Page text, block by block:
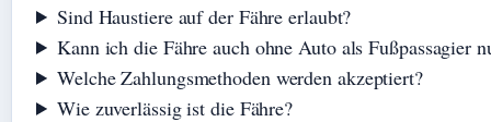
Sind Haustiere auf der Fähre erlaubt?
Kann ich die Fähre auch ohne Auto als Fußpassagier
Welche Zahlungsmethoden werden akzeptiert?
Wie zuverlässig ist die Fähre?